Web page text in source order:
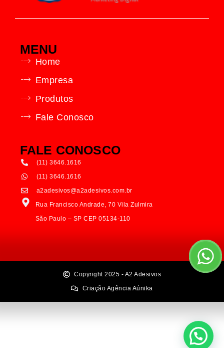
MENU
Home
Empresa
Produtos
Fale Conosco
FALE CONOSCO
(11) 3646.1616
(11) 3646.1616
a2adesivos@a2adesivos.com.br
Rua Francisco Andrade, 70 Vila Zulmira
São Paulo – SP CEP 05134-110
Copyright 2025 - A2 Adesivos
Criação Agência Aúnika